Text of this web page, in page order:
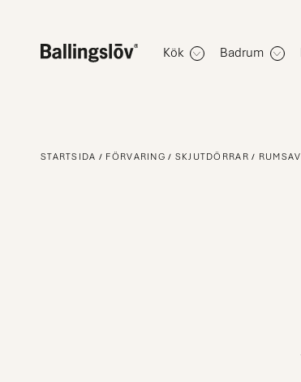
Kök Badrum
STARTSIDA FÖRVARING SKJUTDÖRRAR